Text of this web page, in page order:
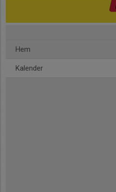
Hem
Kalender